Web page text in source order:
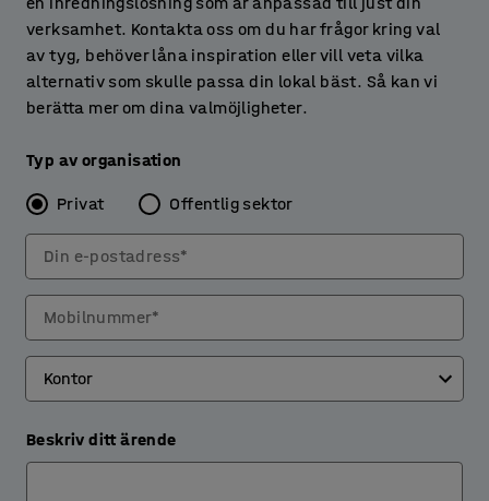
verksamhet. Kontakta oss om du har frågor kring val
av tyg, behöver låna inspiration eller vill veta vilka
alternativ som skulle passa din lokal bäst. Så kan vi
berätta mer om dina valmöjligheter.
Typ av organisation
Privat Offentlig sektor
Din e-postadress*
Mobilnummer*
Beskriv ditt ärende